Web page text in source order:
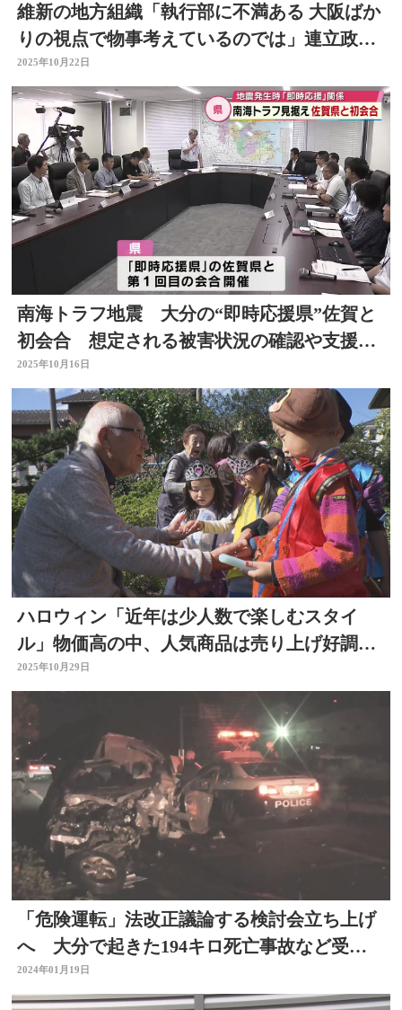
維新の地方組織「執行部に不満ある 大阪ばか
りの視点で物事考えているのでは」連立政権
誕生で 大分
2025年10月22日
南海トラフ地震 大分の“即時応援県”佐賀と
初会合 想定される被害状況の確認や支援実
績を共有
2025年10月16日
ハロウィン「近年は少人数で楽しむスタイ
ル」物価高の中、人気商品は売り上げ好調
大分
2025年10月29日
「危険運転」法改正議論する検討会立ち上げ
へ 大分で起きた194キロ死亡事故など受け
提言 大分
2024年01月19日